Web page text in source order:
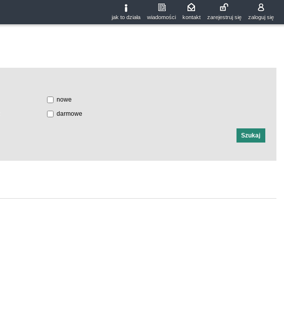
jak to działa wiadomości kontakt zarejestruj się zaloguj się
nowe
darmowe